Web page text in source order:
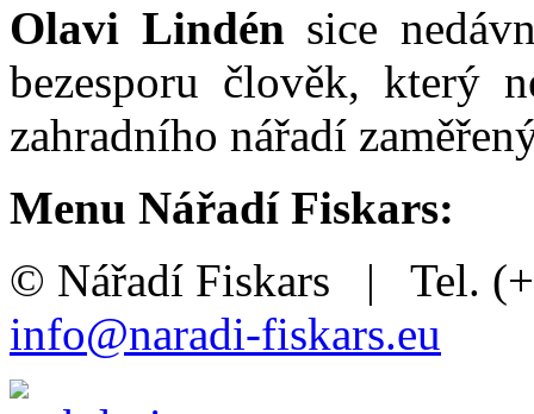
Olavi Lindén sice
bezesporu člověk, který
zahradního nářadí
Menu Nářadí Fiskars:
© Nářadí Fiskars | Tel.
info@naradi-fiskars.eu